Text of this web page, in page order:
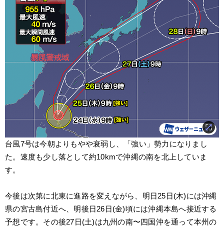
台風7号は今朝よりもやや衰弱し、「強い」勢力になりまし
た。速度も少し落として約10kmで沖縄の南を北上していま
す。
今後は次第に北東に進路を変えながら、明日25日(木)には沖縄
県の宮古島付近へ、明後日26日(金)頃には沖縄本島へ接近する
予想です。その後27日(土)は九州の南〜四国沖を通って本州の